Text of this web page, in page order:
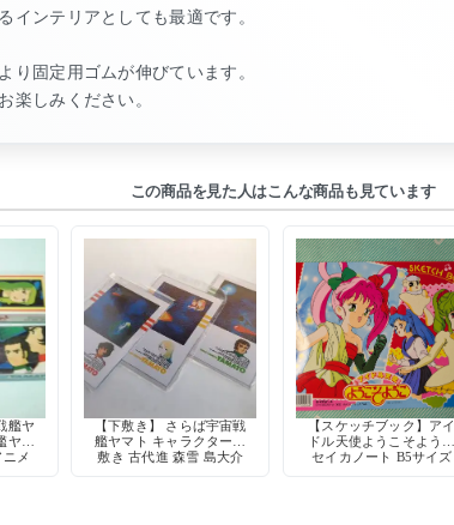
インテリアとしても最適です。
り固定用ゴムが伸びています。
楽しみください。
この商品を見た人はこんな商品も見ています
艦ヤ
ヤマ
ニメ
【下敷き】 さらば宇宙戦
艦ヤマト キャラクター下
敷き 古代進 森雪 島大介
【スケッチブック】アイ
ドル天使ようこそようこ
セイカノート B5サイズ